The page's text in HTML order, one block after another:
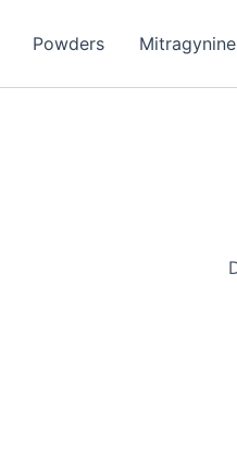
Powders Mitragynine